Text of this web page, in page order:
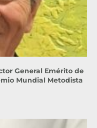
General Emérito de
Mundial Metodista